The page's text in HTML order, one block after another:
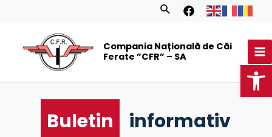
Search
Compania Națională de Căi
Ferate ”CFR” – SA
Buletin informativ